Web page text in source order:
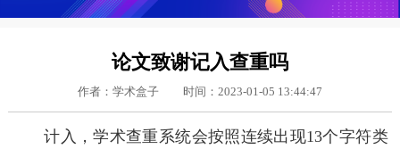
论文致谢记入查重吗
作者：学术盒子 时间：2023-01-05 13:44:47
计入，学术查重系统会按照连续出现13个字符类